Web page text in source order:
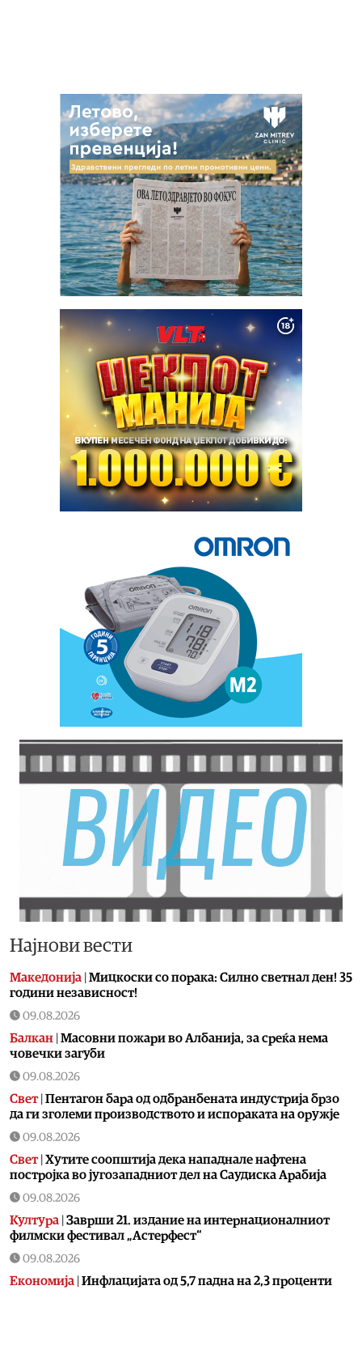
Најнови вести
Македонија Мицкоски со порака: Силно светнал ден! 35
години независност!
09.08.2026
Балкан Масовни пожари во Албанија, за среќа нема
човечки загуби
09.08.2026
Свет| Пентагон бара од одбранбената индустрија брзо
да ги зголеми производството и испораката на оружје
09.08.2026
Свет| Хутите соопштија дека нападнале нафтена
постројка во југозападниот дел на Саудиска Арабија
09.08.2026
Култура Заврши 21. издание на интернационалниот
филмски фестивал „Астерфест“
09.08.2026
Економија Инфлацијата од 5,7 падна на 2,3 проценти